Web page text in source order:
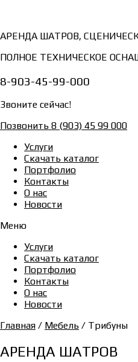
АРЕНДА ШАТРОВ,
ПОЛНОЕ ТЕХНИЧЕСКОЕ
8-903-45-99-000
Звоните сейчас!
Позвонить 8 (903) 45 99 000
Услуги
Скачать каталог
Портфолио
Контакты
О нас
Новости
Меню
Услуги
Скачать каталог
Портфолио
Контакты
О нас
Новости
Главная / Мебель / Трибуны
АРЕНДА ШАТРОВ